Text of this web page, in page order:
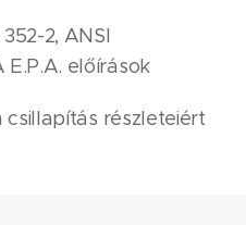
2, ANSI
előírások
csillapítás részleteiért